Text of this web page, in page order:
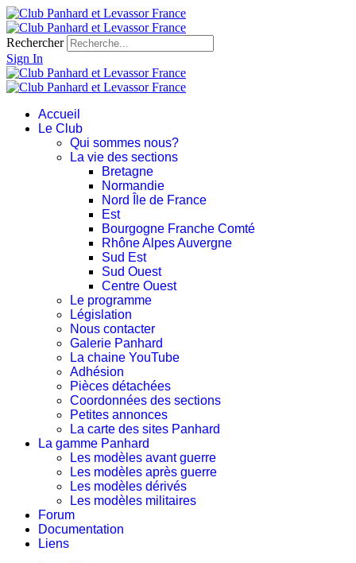
Rechercher
Sign In
Accueil
Le Club
Qui sommes nous?
La vie des sections
Bretagne
Normandie
Nord Île de France
Est
Bourgogne Franche Comté
Rhône Alpes Auvergne
Sud Est
Sud Ouest
Centre Ouest
Le programme
Législation
Nous contacter
Galerie Panhard
La chaine YouTube
Adhésion
Pièces détachées
Coordonnées des sections
Petites annonces
La carte des sites Panhard
La gamme Panhard
Les modèles avant guerre
Les modèles après guerre
Les modèles dérivés
Les modèles militaires
Forum
Documentation
Liens